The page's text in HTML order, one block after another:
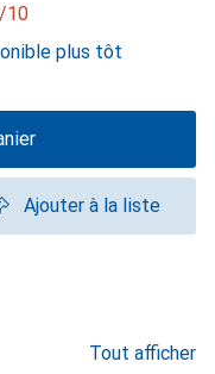
10
plus tôt
Ajouter à la liste
Tout afficher